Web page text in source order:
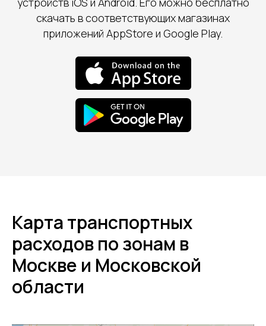
скачать в соответствующих магазинах
приложений AppStore и Google Play.
Карта транспортных
расходов по зонам в
Москве и Московской
области